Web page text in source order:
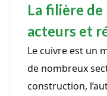
La filière
acteurs et
Le cuivre est un
de nombreux
construction,